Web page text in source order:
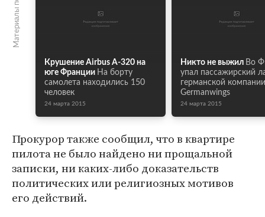
Крушение Airbus A-320 на
юге Франции На борту
самолета находились 150
человек
24 марта 2015
Никто не выжил Во
упал пассажирский
германской компании
Germanwings
24 марта 2015
Прокурор также сообщил, что в квартире
пилота не было найдено ни прощальной
записки, ни каких-либо доказательств
политических или религиозных мотивов
его действий.